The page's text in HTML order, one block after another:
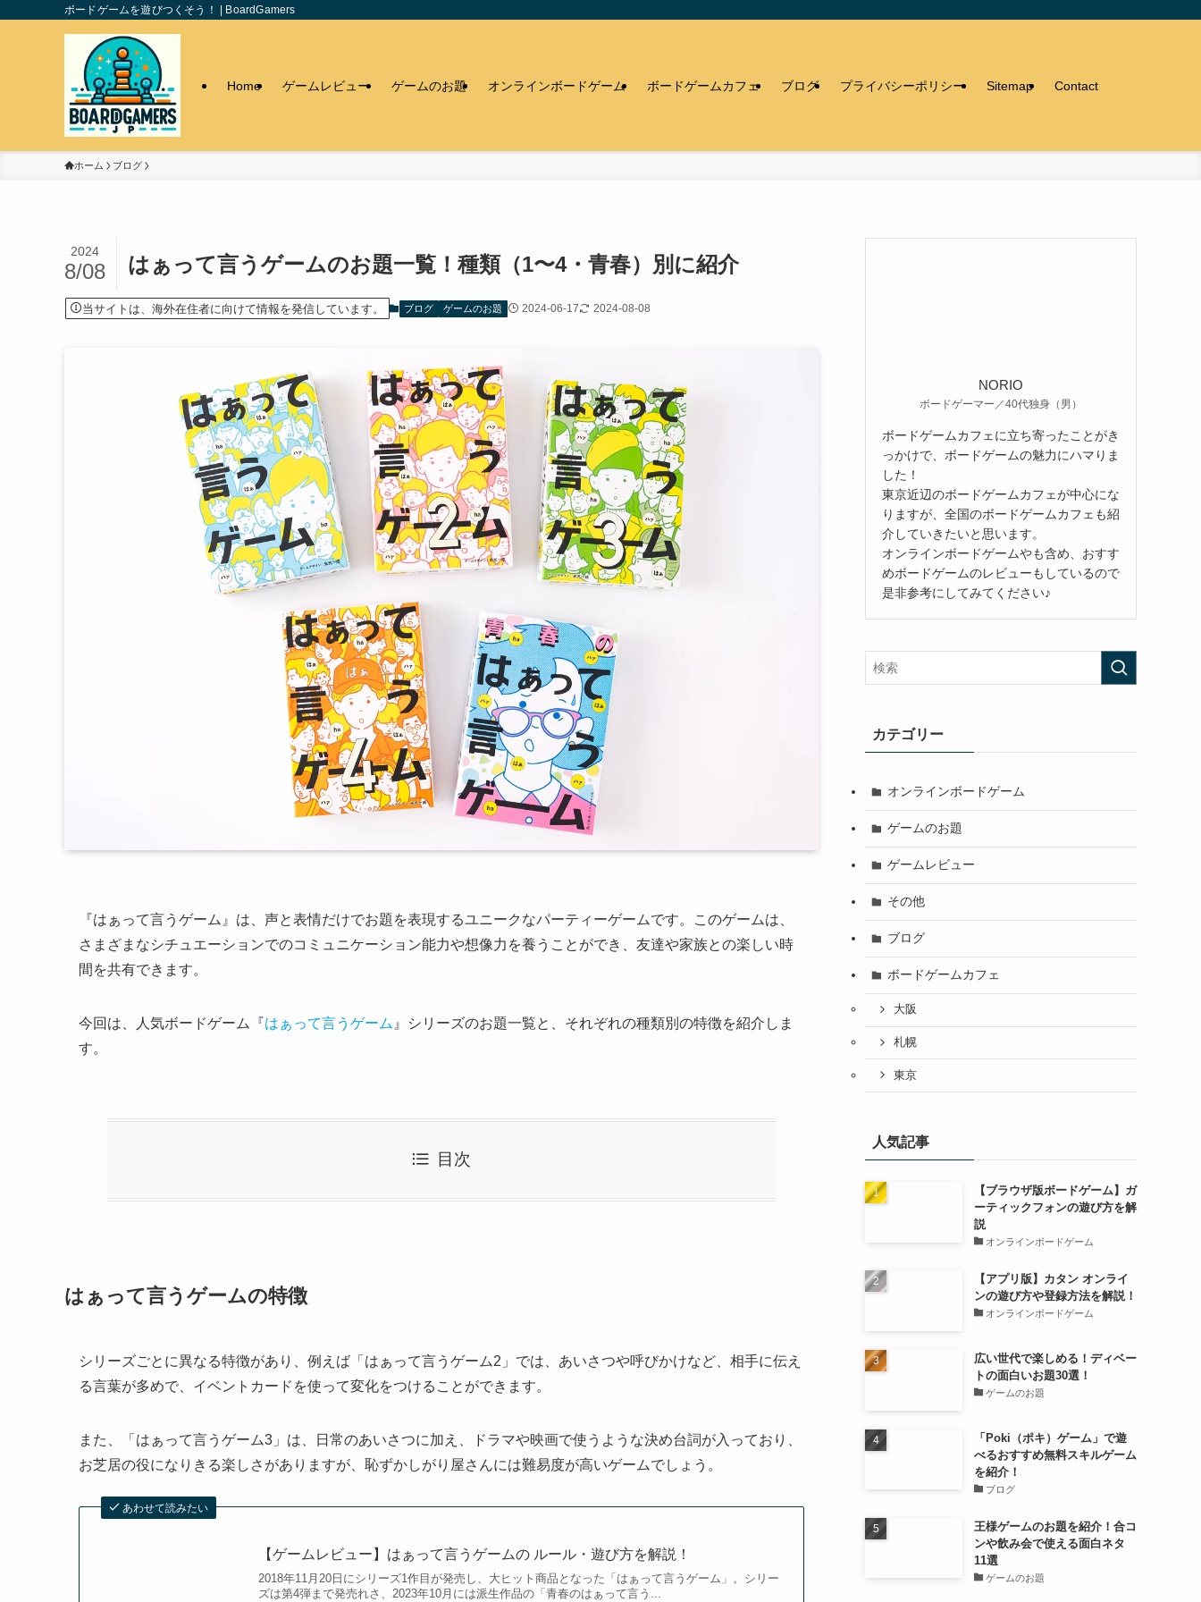
ボードゲームを遊びつくそう！ | BoardGamers
Home ゲームレビュー ゲームのお題 オンラインボードゲーム ボードゲームカフェ ブログ プライバシーポリシー Sitemap Contact
ホーム ブログ
はぁって言うゲームのお題一覧！種類（1〜4・青春）別に紹介
2024
8/08
当サイトは、海外在住者に向けて情報を発信しています。 ブログ ゲームのお題 2024-06-17 2024-08-08
『はぁって言うゲーム』は、声と表情だけでお題を表現するユニークなパーティーゲームです。このゲームは、
さまざまなシチュエーションでのコミュニケーション能力や想像力を養うことができ、友達や家族との楽しい時
間を共有できます。
今回は、人気ボードゲーム『はぁって言うゲーム 』シリーズのお題一覧と、それぞれの種類別の特徴を紹介しま
す。
目次
はぁって言うゲームの特徴
シリーズごとに異なる特徴があり、例えば「はぁって言うゲーム2」では、あいさつや呼びかけなど、相手に伝え
る言葉が多めで、イベントカードを使って変化をつけることができます。
また、「はぁって言うゲーム3」は、日常のあいさつに加え、ドラマや映画で使うような決め台詞が入っており、
お芝居の役になりきる楽しさがありますが、恥ずかしがり屋さんには難易度が高いゲームでしょう。
あわせて読みたい
【ゲームレビュー】はぁって言うゲームの ルール・遊び方を解説！
2018年11月20日にシリーズ1作目が発売し、大ヒット商品となった「はぁって言うゲーム」。シリー
ズは第4弾まで発売れさ、2023年10月には派生作品の「青春のはぁって言う...
NORIO
ボードゲーマー／40代独身（男）
ボードゲームカフェに立ち寄ったことがき
っかけで、ボードゲームの魅力にハマりま
した！
東京近辺のボードゲームカフェが中心にな
りますが、全国のボードゲームカフェも紹
介していきたいと思います。
オンラインボードゲームやも含め、おすす
めボードゲームのレビューもしているので
是非参考にしてみてください♪
カテゴリー
オンラインボードゲーム
ゲームのお題
ゲームレビュー
その他
ブログ
ボードゲームカフェ
大阪
札幌
東京
人気記事
【ブラウザ版ボードゲーム】ガ
ーティックフォンの遊び方を解
説
オンラインボードゲーム
【アプリ版】カタン オンライ
ンの遊び方や登録方法を解説！
オンラインボードゲーム
広い世代で楽しめる！ディベー
トの面白いお題30選！
ゲームのお題
「Poki（ポキ）ゲーム」で遊
べるおすすめ無料スキルゲーム
を紹介！
ブログ
王様ゲームのお題を紹介！合コ
ンや飲み会で使える面白ネタ
11選
ゲームのお題